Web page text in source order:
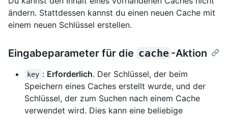
ändern. Stattdessen kannst du einen neuen Cache mit
einem neuen Schlüssel erstellen.
Eingabeparameter für die cache -Aktion
key : Erforderlich. Der Schlüssel, der beim
Speichern eines Caches erstellt wurde, und der
Schlüssel, der zum Suchen nach einem Cache
verwendet wird. Dies kann eine beliebige